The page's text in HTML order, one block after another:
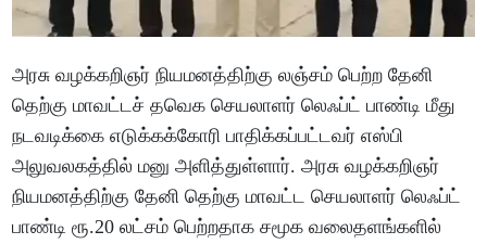
அரசு வழக்கறிஞர் நியமனத்திற்கு லஞ்சம் பெற்ற தேனி
தெற்கு மாவட்டச் தவெக செயலாளர் லெஃப்ட் பாண்டி மீது
நடவடிக்கை எடுக்கக்கோரி பாதிக்கப்பட்டவர் எஸ்பி
அலுவலகத்தில் மனு அளித்துள்ளார். அரசு வழக்கறிஞர்
நியமனத்திற்கு தேனி தெற்கு மாவட்ட செயலாளர் லெஃப்ட்
பாண்டி ரூ.20 லட்சம் பெற்றதாக சமூக வலைதளங்களில்